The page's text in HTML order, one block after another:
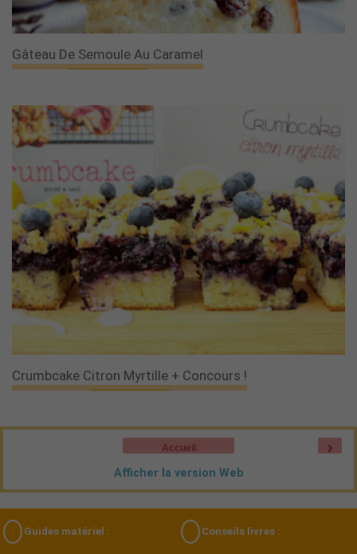
Gâteau De Semoule Au Caramel
Crumbcake Citron Myrtille + Concours !
›
Accueil
Afficher la version Web
Guides matériel : Conseils livres :